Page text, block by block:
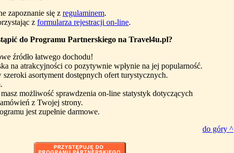
zapoznanie się z regulaminem.
z formularza rejestracji on-line.
do Programu Partnerskiego na Travel4u.pl?
źródło łatwego dochodu!
na atrakcyjności co pozytywnie wpłynie na jej popularność.
szeroki asortyment dostępnych ofert turystycznych.
możliwość sprawdzenia on-line statystyk dotyczących
z Twojej strony.
jest zupełnie darmowe.
do góry ^